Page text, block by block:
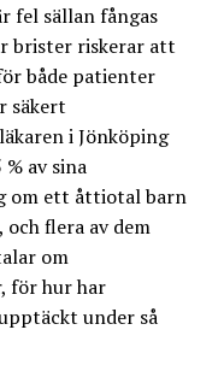
fel sällan fångas
brister riskerar att
både patienter
säkert
i Jönköping
av sina
om ett åttiotal barn
flera av dem
om
för hur har
under så